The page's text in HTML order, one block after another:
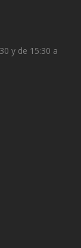
y de 15:30 a